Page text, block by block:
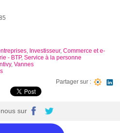
Investisseur, Commerce et e-
- BTP, Service à la personne
, Vannes
Partager sur :
sur